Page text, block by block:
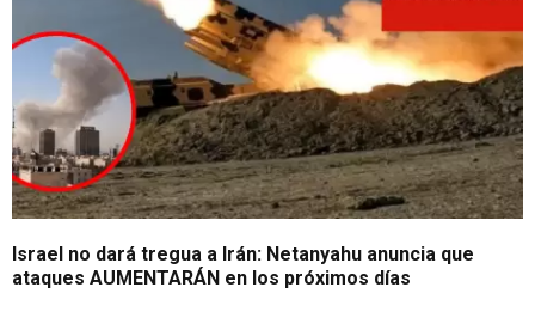
Israel no dará tregua a Irán: Netanyahu anuncia que
ataques AUMENTARÁN en los próximos días